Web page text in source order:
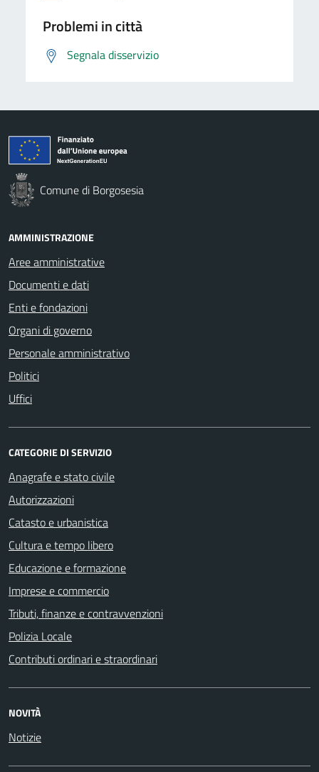
Problemi in città
Segnala disservizio
Comune di Borgosesia
AMMINISTRAZIONE
Aree amministrative
Documenti e dati
Enti e fondazioni
Organi di governo
Personale amministrativo
Politici
Uffici
CATEGORIE DI SERVIZIO
Anagrafe e stato civile
Autorizzazioni
Catasto e urbanistica
Cultura e tempo libero
Educazione e formazione
Imprese e commercio
Tributi, finanze e contravvenzioni
Polizia Locale
Contributi ordinari e straordinari
NOVITÀ
Notizie